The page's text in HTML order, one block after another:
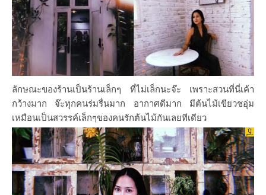
ลักษณะของร้านเป็นร้านเล็กๆ ที่ไม่เล็กนะจ๊ะ เพราะสวนที่นี่เค้า
กว้างมาก จ๊ะทุกคนร่มรื่นมาก อากาศดีมาก มีต้นไม้เขียวชอุ่ม
เหมือนเป็นสวรรค์เล็กๆของคนรักต้นไม้กันเลยทีเดียว